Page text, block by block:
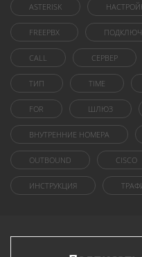
ASTERISK
FREEPBX
CALL СЕРВЕР
ТИП TIME
FOR ШЛЮЗ
ВНУТРЕННИЕ НОМЕРА
OUTBOUND CISCO
ИНСТРУКЦИЯ